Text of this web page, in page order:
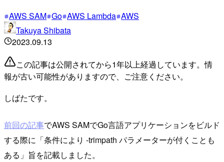
AWS SAM Go AWS Lambda AWS
Takuya Shibata
2023.09.13
この記事は公開されてから1年以上経過しています。情
報が古い可能性がありますので、ご注意ください。
しばたです。
前回の記事でAWS SAMでGo言語アプリケーションをビルド
する際に「条件により -trimpath パラメーターが付くことも
ある」旨を記載しました。